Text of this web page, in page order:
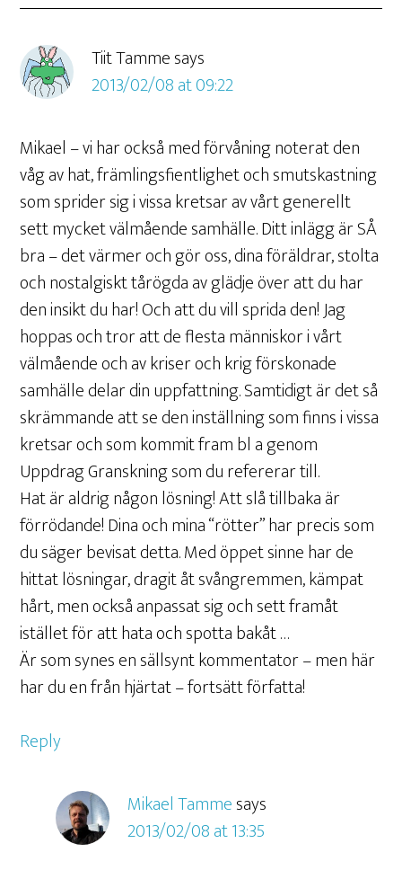
Tiit Tammesays
2013/02/08 at 09:22
Mikael – vi har också med förvåning noterat den
våg av hat, främlingsfientlighet och smutskastning
som sprider sig i vissa kretsar av vårt generellt
sett mycket välmående samhälle. Ditt inlägg är SÅ
bra – det värmer och gör oss, dina föräldrar, stolta
och nostalgiskt tårögda av glädje över att du har
den insikt du har! Och att du vill sprida den! Jag
hoppas och tror att de flesta människor i vårt
välmående och av kriser och krig förskonade
samhälle delar din uppfattning. Samtidigt är det så
skrämmande att se den inställning som finns i vissa
kretsar och som kommit fram bl a genom
Uppdrag Granskning som du refererar till.
Hat är aldrig någon lösning! Att slå tillbaka är
förrödande! Dina och mina “rötter” har precis som
du säger bevisat detta. Med öppet sinne har de
hittat lösningar, dragit åt svångremmen, kämpat
hårt, men också anpassat sig och sett framåt
istället för att hata och spotta bakåt …
Är som synes en sällsynt kommentator – men här
har du en från hjärtat – fortsätt författa!
Reply
Mikael Tammesays
2013/02/08 at 13:35